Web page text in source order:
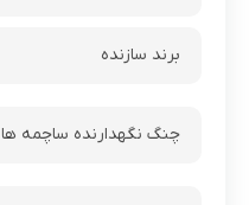
برند سازنده
چنگ نگهدارنده ساچمه ها